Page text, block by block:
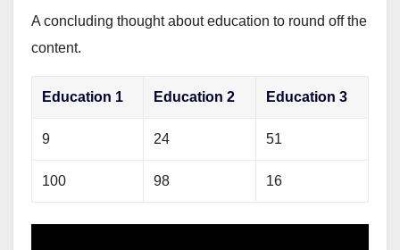
A concluding thought about education to round off the
content.
Education 1 Education 2 Education 3
9 24 51
100 98 16